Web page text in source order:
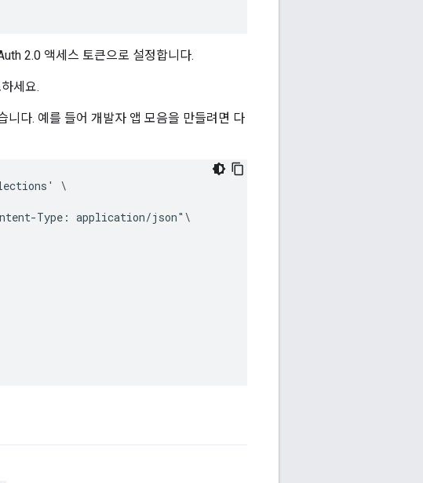
2.0 액세스 토큰으로 설정합니다.
세요.
니다. 예를 들어 개발자 앱 모음을 만들려면 다
\
Type: application/json"\